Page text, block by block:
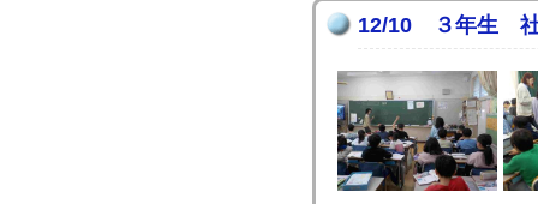
12/10 ３年生